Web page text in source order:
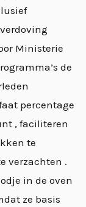
Ministerie
de
percentage
, faciliteren
te
verzachten .
in de oven
ze basis